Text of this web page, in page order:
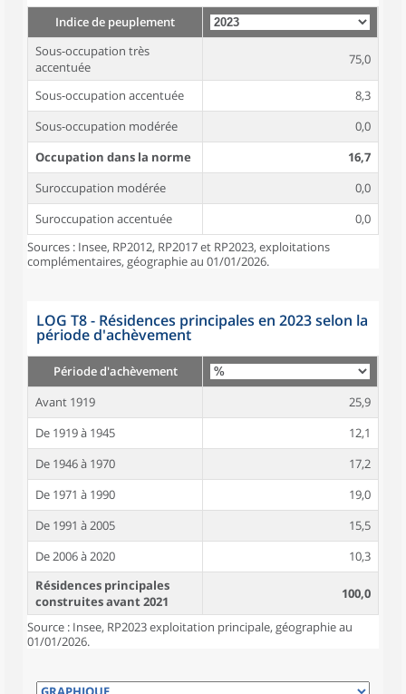
Indice de peuplement
Sous-occupation très
accentuée
75,0
Sous-occupation accentuée
8,3
Sous-occupation modérée
0,0
Occupation dans la norme
16,7
Suroccupation modérée
0,0
Suroccupation accentuée
0,0
Sources : Insee, RP2012, RP2017 et RP2023, exploitations
complémentaires, géographie au 01/01/2026.
LOG T8 - Résidences principales en 2023 selon la
période d'achèvement
Période d'achèvement
Avant 1919
25,9
De 1919 à 1945
12,1
De 1946 à 1970
17,2
De 1971 à 1990
19,0
De 1991 à 2005
15,5
De 2006 à 2020
10,3
Résidences principales
construites avant 2021
100,0
Source : Insee, RP2023 exploitation principale, géographie au
01/01/2026.